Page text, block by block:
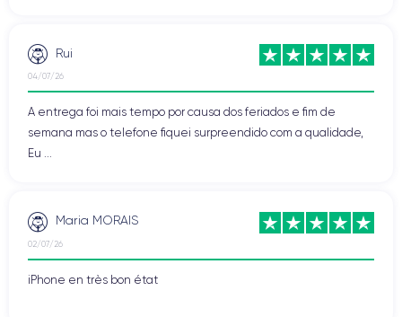
Rui
04/07/26
A entrega foi mais tempo por causa dos feriados e fim de
semana mas o telefone fiquei surpreendido com a qualidade,
Eu ...
Maria MORAIS
02/07/26
iPhone en très bon état